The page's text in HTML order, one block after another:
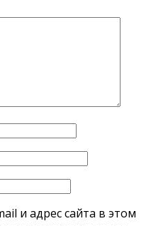
и адрес сайта в этом